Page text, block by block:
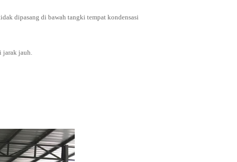
dipasang di bawah tangki tempat kondensasi
jauh.